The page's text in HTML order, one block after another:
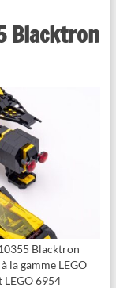
Blacktron
Blacktron
la gamme LEGO
LEGO 6954